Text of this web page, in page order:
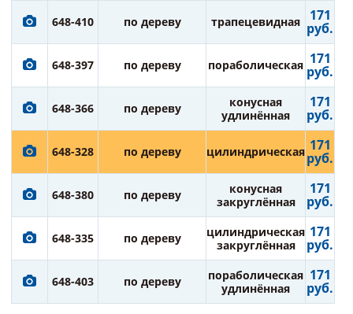
648-410 по дереву трапецевидная 171
руб.
648-397 по дереву пораболическая 171
руб.
648-366 по дереву
конусная
удлинённая
171
руб.
648-328 по дереву цилиндрическая 171
руб.
648-380 по дереву
конусная
закруглённая
171
руб.
648-335 по дереву
цилиндрическая
закруглённая
171
руб.
648-403 по дереву
пораболическая
удлинённая
171
руб.